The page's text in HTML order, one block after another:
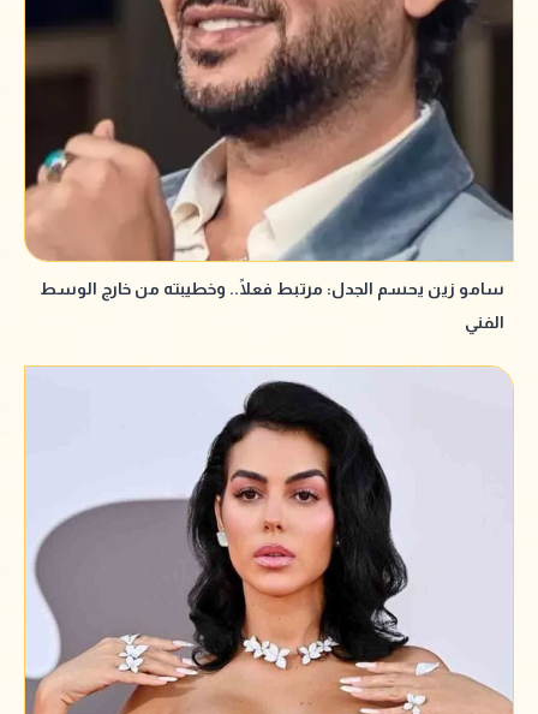
سامو زين يحسم الجدل: مرتبط فعلًا.. وخطيبته من خارج الوسط
الفني